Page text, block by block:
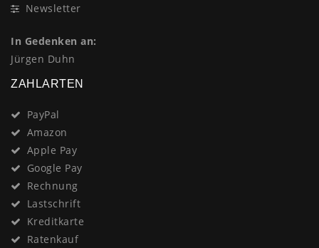
Newsletter
In Gedenken an:
Jürgen Duhn
ZAHLARTEN
PayPal
Amazon
Apple Pay
Google Pay
Rechnung
Lastschrift
Kreditkarte
Ratenkauf